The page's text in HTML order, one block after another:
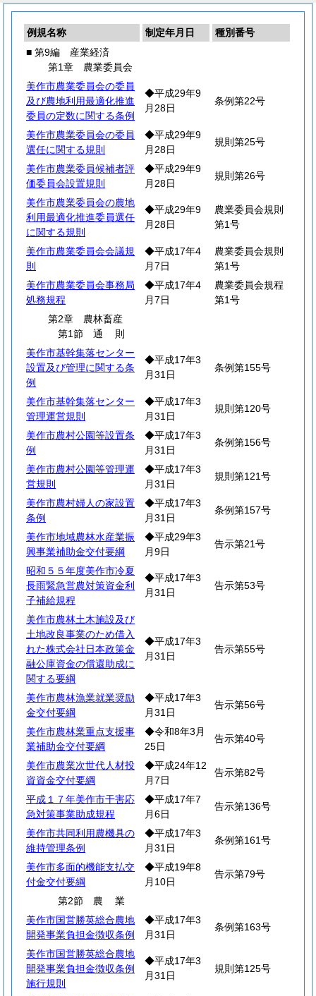
例規名称 制定年月日
種別番号
■ 第9編 産業経済
第1章 農業委員会
美作市農業委員会の委員
及び農地利用最適化推進
委員の定数に関する条例
◆平成29年9
月28日
条例第22号
美作市農業委員会の委員
選任に関する規則
◆平成29年9
月28日
規則第25号
美作市農業委員候補者評
価委員会設置規則
◆平成29年9
月28日
規則第26号
美作市農業委員会の農地
利用最適化推進委員選任
に関する規則
◆平成29年9
月28日
農業委員会規則
第1号
美作市農業委員会会議規
則
◆平成17年4
月7日
農業委員会規則
第1号
美作市農業委員会事務局
処務規程
◆平成17年4
月7日
農業委員会規程
第1号
第2章 農林畜産
第1節 通 則
美作市基幹集落センター
設置及び管理に関する条
例
◆平成17年3
月31日
条例第155号
美作市基幹集落センター
管理運営規則
◆平成17年3
月31日
規則第120号
美作市農村公園等設置条
例
◆平成17年3
月31日
条例第156号
美作市農村公園等管理運
営規則
◆平成17年3
月31日
規則第121号
美作市農村婦人の家設置
条例
◆平成17年3
月31日
条例第157号
美作市地域農林水産業振
興事業補助金交付要綱
◆平成29年3
月9日
告示第21号
昭和５５年度美作市冷夏
長雨緊急営農対策資金利
子補給規程
◆平成17年3
月31日
告示第53号
美作市農林土木施設及び
土地改良事業のため借入
れた株式会社日本政策金
融公庫資金の償還助成に
関する要綱
◆平成17年3
月31日
告示第55号
美作市農林漁業就業奨励
金交付要綱
◆平成17年3
月31日
告示第56号
美作市農林業重点支援事
業補助金交付要綱
◆令和8年3月
25日
告示第40号
美作市農業次世代人材投
資資金交付要綱
◆平成24年12
月7日
告示第82号
平成１７年美作市干害応
急対策事業助成規程
◆平成17年7
月6日
告示第136号
美作市共同利用農機具の
維持管理条例
◆平成17年3
月31日
条例第161号
美作市多面的機能支払交
付金交付要綱
◆平成19年8
月10日
告示第79号
第2節 農業
美作市国営勝英総合農地
開発事業負担金徴収条例
◆平成17年3
月31日
条例第163号
美作市国営勝英総合農地
開発事業負担金徴収条例
施行規則
◆平成17年3
月31日
規則第125号